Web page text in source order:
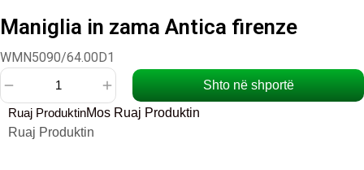
Maniglia in zama Antica firenze
WMN5090/64.00D1
Maniglia
in
Shto në shportë
Ruaj ProduktinMos Ruaj Produktin
Ruaj Produktin